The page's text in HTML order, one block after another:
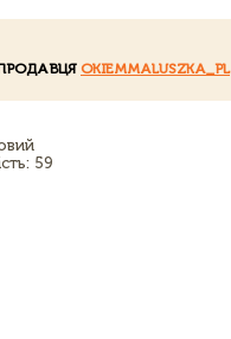
OKIEMMALUSZKA_PL
59